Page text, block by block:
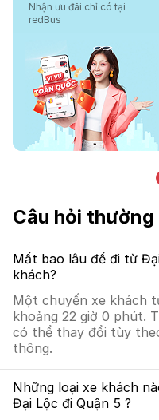
Nhận ưu đãi chỉ có tại
redBus
Câu hỏi thường
Mất bao lâu để đi từ
khách?
Một chuyến xe khách
khoảng 22 giờ 0 phút.
có thể thay đổi tùy
thông.
Những loại xe khách
Đại Lộc đi Quận 5 ?